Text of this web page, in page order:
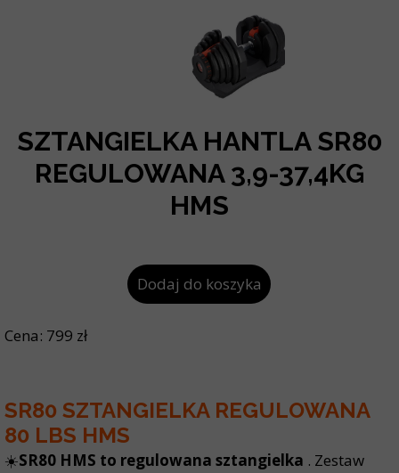
SZTANGIELKA HANTLA SR80
REGULOWANA 3,9-37,4KG
HMS
Cena: 799 zł
SR80 SZTANGIELKA REGULOWANA
80 LBS HMS
☀️SR80 HMS to regulowana sztangielka . Zestaw
Dodaj do koszyka